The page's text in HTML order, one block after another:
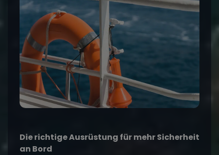
Die richtige Ausrüstung für mehr Sicherheit
an Bord